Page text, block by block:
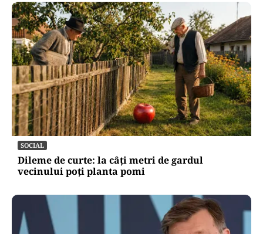
SOCIAL
Dileme de curte: la câți metri de gardul
vecinului poți planta pomi